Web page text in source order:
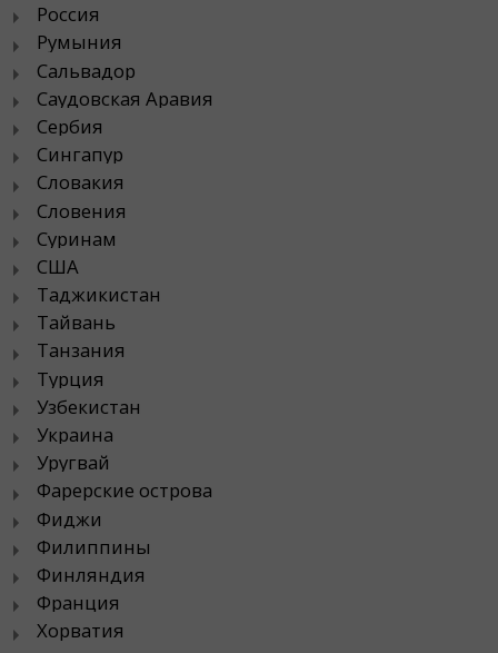
Россия
Румыния
Сальвадор
Саудовская Аравия
Сербия
Сингапур
Словакия
Словения
Суринам
США
Таджикистан
Тайвань
Танзания
Турция
Узбекистан
Украина
Уругвай
Фарерские острова
Фиджи
Филиппины
Финляндия
Франция
Хорватия